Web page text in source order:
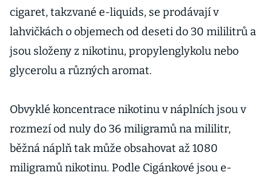
cigaret, takzvané e-liquids, se prodávají v
lahvičkách o objemech od deseti do 30 mililitrů a
jsou složeny z nikotinu, propylenglykolu nebo
glycerolu a různých aromat.
Obvyklé koncentrace nikotinu v náplních jsou v
rozmezí od nuly do 36 miligramů na mililitr,
běžná náplň tak může obsahovat až 1080
miligramů nikotinu. Podle Cigánkové jsou e-